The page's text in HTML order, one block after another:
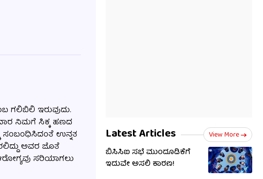
ಗಲಿಬಿಲಿ ಇರುವುದು.
ನಿಮಗೆ ಸಿಕ್ಕ ಹಣದ
ಸಂಬಂಧಿಸಿದಂತೆ ಉನ್ನತ
ಅವರ ಜೊತೆ
ಸರಿಯಾಗಲು
Latest Articles View More
ಬಿಸಿಸಿಐ ಸಭೆ ಮುಂದೂಡಿಕೆಗೆ
ಇದುವೇ ಅಸಲಿ ಕಾರಣ!